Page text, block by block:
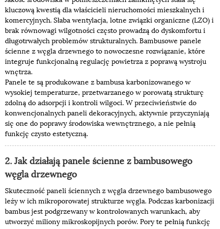
kluczową kwestią dla właścicieli nieruchomości mieszkalnych i
komercyjnych. Słaba wentylacja, lotne związki organiczne (LZO) i
brak równowagi wilgotności często prowadzą do dyskomfortu i
długotrwałych problemów strukturalnych. Bambusowe panele
ścienne z węgla drzewnego to nowoczesne rozwiązanie, które
integruje funkcjonalną regulację powietrza z poprawą wystroju
wnętrza.
Panele te są produkowane z bambusa karbonizowanego w
wysokiej temperaturze, przetwarzanego w porowatą strukturę
zdolną do adsorpcji i kontroli wilgoci. W przeciwieństwie do
konwencjonalnych paneli dekoracyjnych, aktywnie przyczyniają
się one do poprawy środowiska wewnętrznego, a nie pełnią
funkcję czysto estetyczną.
2. Jak działają panele ścienne z bambusowego
węgla drzewnego
Skuteczność paneli ściennych z węgla drzewnego bambusowego
leży w ich mikroporowatej strukturze węgla. Podczas karbonizacji
bambus jest podgrzewany w kontrolowanych warunkach, aby
utworzyć miliony mikroskopijnych porów. Pory te pełnią funkcję